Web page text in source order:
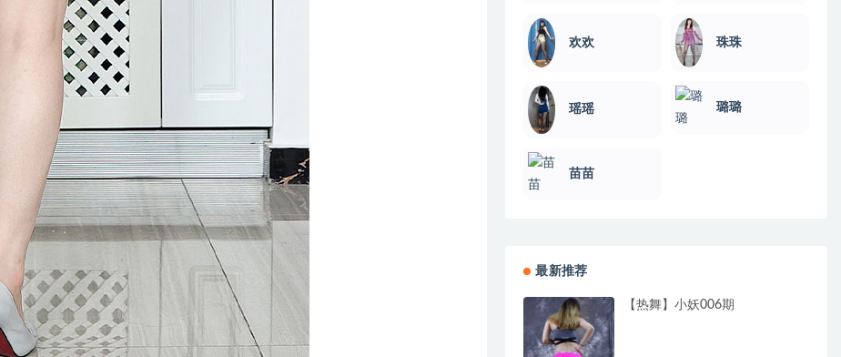
欢欢 珠珠
瑶瑶 璐璐
苗苗
最新推荐
【热舞】小妖006期